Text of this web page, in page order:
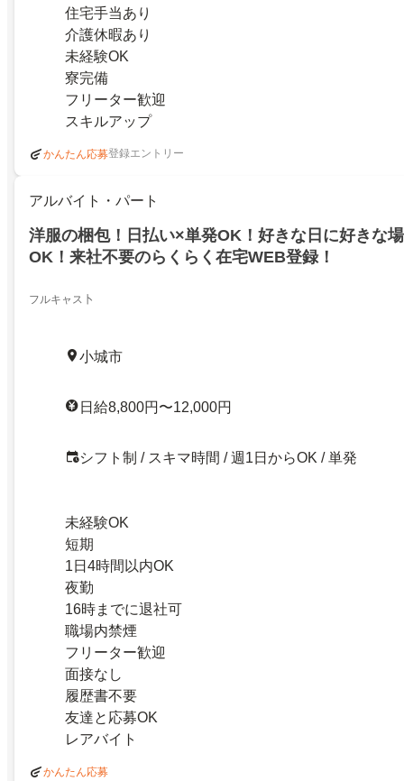
住宅手当あり
介護休暇あり
未経験OK
寮完備
フリーター歓迎
スキルアップ
かんたん応募登録エントリー
アルバイト・パート
洋服の梱包！日払い×単発OK！好きな日に好きな
OK！来社不要のらくらく在宅WEB登録！
フルキャス卜
小城市
日給8,800円〜12,000円
シフト制 / スキマ時間 / 週1日からOK / 単発
未経験OK
短期
1日4時間以内OK
夜勤
16時までに退社可
職場内禁煙
フリーター歓迎
面接なし
履歴書不要
友達と応募OK
レアバイト
かんたん応募